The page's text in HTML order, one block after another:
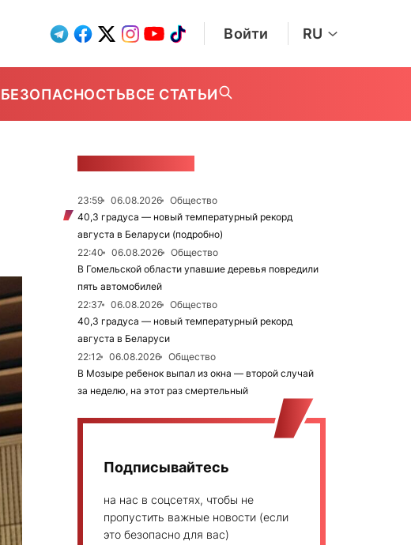
Войти RU
БЕЗОПАСНОСТЬВСЕ СТАТЬИ
23:59 06.08.2026
Общество
40,3 градуса — новый температурный рекорд
августа в Беларуси (подробно)
22:40
06.08.2026
Общество
В Гомельской области упавшие деревья повредили
пять автомобилей
22:37
06.08.2026
Общество
40,3 градуса — новый температурный рекорд
августа в Беларуси
22:12
06.08.2026
Общество
В Мозыре ребенок выпал из окна — второй случай
за неделю, на этот раз смертельный
Подписывайтесь
на нас в соцсетях, чтобы не
пропустить важные новости (если
это безопасно для вас)